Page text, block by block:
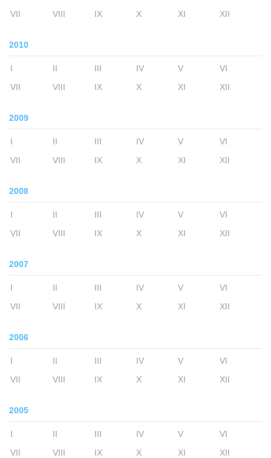
VII
VIII IX X XI XII
2010
I II III IV V
VI
VII
VIII IX X XI XII
2009
I II III IV V
VI
VII
VIII IX X XI XII
2008
I II III IV V
VI
VII
VIII IX X XI XII
2007
I II III IV V
VI
VII
VIII IX X XI XII
2006
I II III IV V
VI
VII
VIII IX X XI XII
2005
I II III IV V
VI
VII
VIII IX X XI XII